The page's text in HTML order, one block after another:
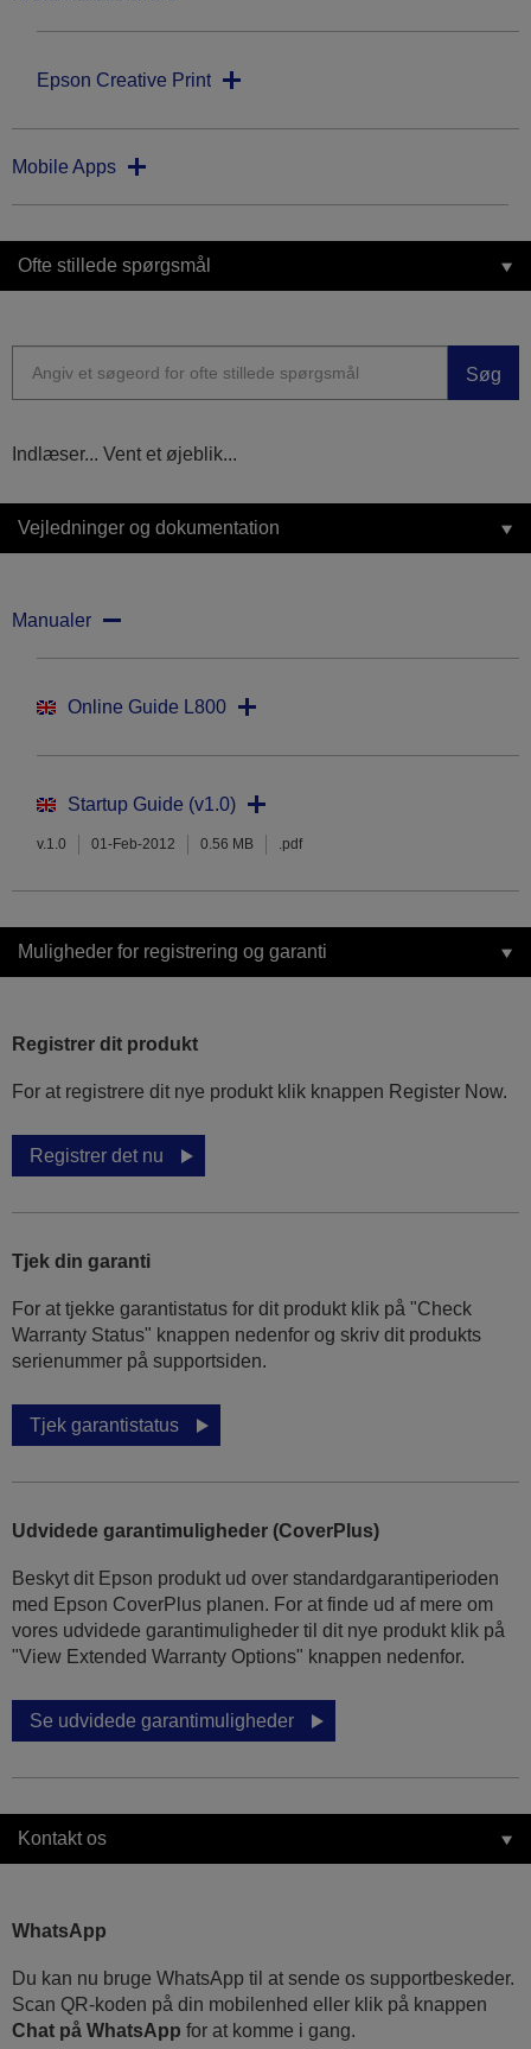
Epson Creative Print
Mobile Apps
Ofte stillede spørgsmål
Søg
Indlæser... Vent et øjeblik...
Vejledninger og dokumentation
Manualer
Online Guide L800
Startup Guide (v1.0)
v.1.0 01-Feb-2012 0.56 MB .pdf
Muligheder for registrering og garanti
Registrer dit produkt
For at registrere dit nye produkt klik knappen Register Now.
Registrer det nu
Tjek din garanti
For at tjekke garantistatus for dit produkt klik på "Check
Warranty Status" knappen nedenfor og skriv dit produkts
serienummer på supportsiden.
Tjek garantistatus
Udvidede garantimuligheder (CoverPlus)
Beskyt dit Epson produkt ud over standardgarantiperioden
med Epson CoverPlus planen. For at finde ud af mere om
vores udvidede garantimuligheder til dit nye produkt klik på
"View Extended Warranty Options" knappen nedenfor.
Se udvidede garantimuligheder
Kontakt os
WhatsApp
Du kan nu bruge WhatsApp til at sende os supportbeskeder.
Scan QR-koden på din mobilenhed eller klik på knappen
Chat på WhatsApp for at komme i gang.